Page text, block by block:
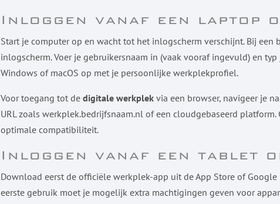
Inloggen vanaf een laptop
Start je computer op en wacht tot het inlogscherm verschijnt. Bij
inlogscherm. Voer je gebruikersnaam in (vaak vooraf ingevuld) en
Windows of macOS op met je persoonlijke werkplekprofiel.
Voor toegang tot dedigitale werkplek via een browser, navigeer je
URL zoals werkplek.bedrijfsnaam.nl of een cloudgebaseerd
optimale compatibiliteit.
Inloggen vanaf een tablet
Download eerst de officiële werkplek-app uit de App Store of
eerste gebruik moet je mogelijk extra machtigingen geven voor